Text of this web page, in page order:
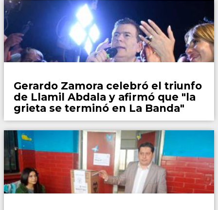
Gerardo Zamora celebró el triunfo
de Llamil Abdala y afirmó que "la
grieta se terminó en La Banda"